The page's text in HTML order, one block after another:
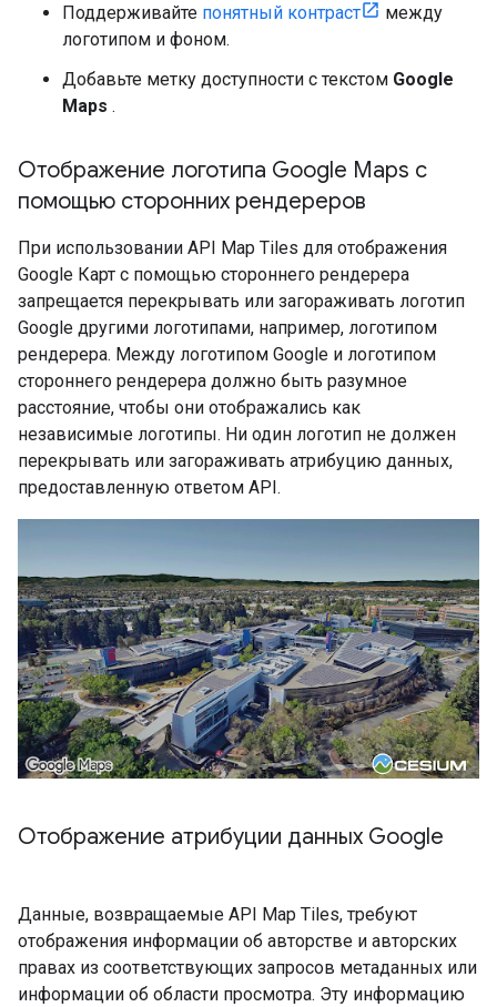
Поддерживайте понятный контраст
между
логотипом и фоном.
Добавьте метку доступности с текстом Google
Maps .
Отображение логотипа Google Maps с
помощью сторонних рендереров
При использовании API Map Tiles для отображения
Google Карт с помощью стороннего рендерера
запрещается перекрывать или загораживать логотип
Google другими логотипами, например, логотипом
рендерера. Между логотипом Google и логотипом
стороннего рендерера должно быть разумное
расстояние, чтобы они отображались как
независимые логотипы. Ни один логотип не должен
перекрывать или загораживать атрибуцию данных,
предоставленную ответом API.
Отображение атрибуции данных Google
Данные, возвращаемые API Map Tiles, требуют
отображения информации об авторстве и авторских
правах из соответствующих запросов метаданных или
информации об области просмотра. Эту информацию